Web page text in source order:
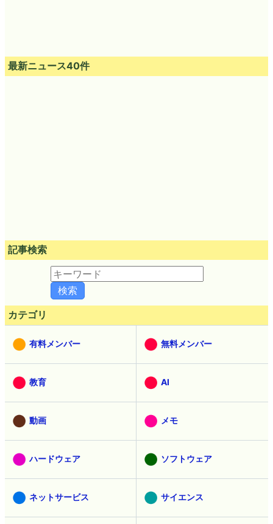
最新ニュース40件
記事検索
カテゴリ
有料メンバー 無料メンバー
教育 AI
動画 メモ
ハードウェア ソフトウェア
ネットサービス サイエンス